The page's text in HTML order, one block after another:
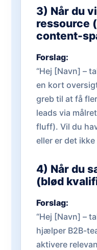
3) Når du
ressource
content-
Forslag:
“Hej [Navn] –
en kort
greb til at få
leads via
fluff). Vil du
eller er det ikke
4) Når du
(blød
Forslag:
“Hej [Navn] –
hjælper B2B-
aktivere